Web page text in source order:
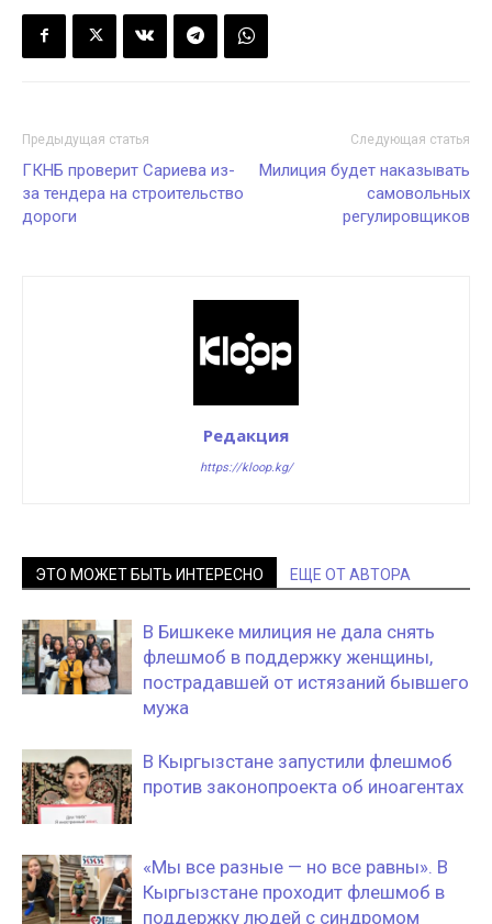
Предыдущая статья
ГКНБ проверит Сариева из-
за тендера на строительство
дороги
Следующая статья
Милиция будет наказывать
самовольных
регулировщиков
Редакция
https://kloop.kg/
ЭТО МОЖЕТ БЫТЬ ИНТЕРЕСНО ЕЩЕ ОТ АВТОРА
В Бишкеке милиция не дала снять
флешмоб в поддержку женщины,
пострадавшей от истязаний бывшего
мужа
В Кыргызстане запустили флешмоб
против законопроекта об иноагентах
«Мы все разные — но все равны». В
Кыргызстане проходит флешмоб в
поддержку людей с синдромом